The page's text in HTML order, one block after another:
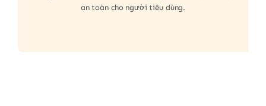
an toàn cho người tiêu dùng.